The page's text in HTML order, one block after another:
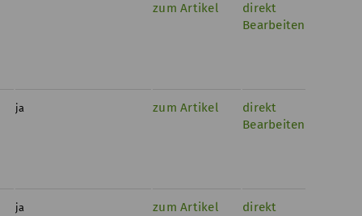
zum Artikel
direkt
Bearbeiten
ja zum Artikel
direkt
Bearbeiten
ja zum Artikel
direkt